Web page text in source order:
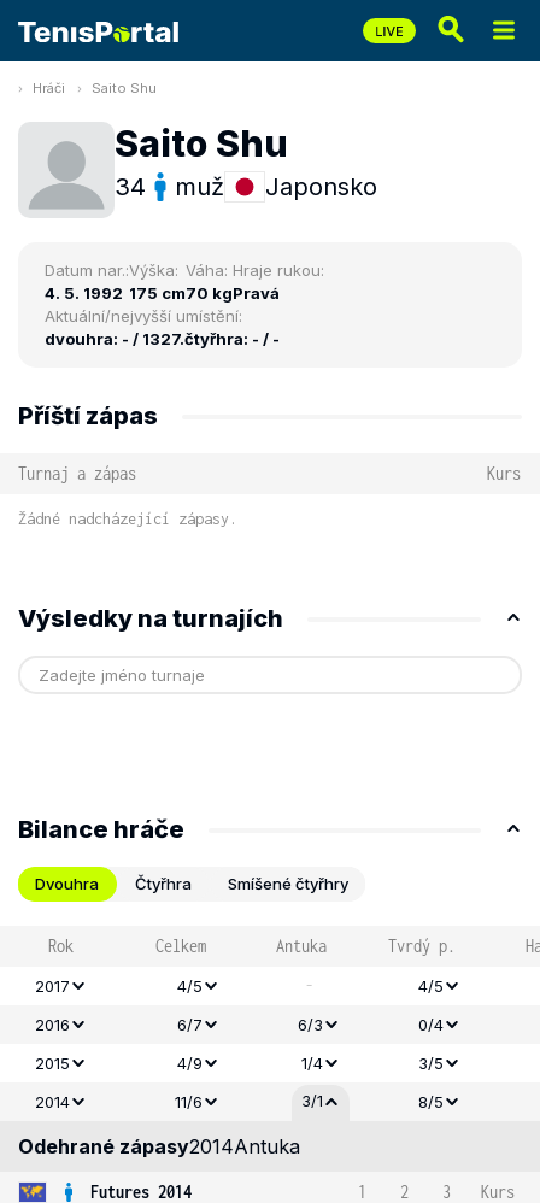
Hráči Saito Shu
Saito Shu
34 muž Japonsko
Datum nar.:
4. 5. 1992
Výška:
175 cm
Váha:
70 kg
Hraje rukou:
Pravá
Aktuální/nejvyšší umístění:
dvouhra: - / 1327.čtyřhra: - / -
Příští zápas
Turnaj a zápas Kurs
Žádné nadcházející zápasy.
Výsledky na turnajích
Bilance hráče
Dvouhra Čtyřhra Smíšené čtyřhry
Rok Celkem Antuka Tvrdý p.
2017 4/5 -
4/5
2016
6/7 6/3
0/4
2015
4/9 1/4
3/5
2014
11/6 3/1 8/5
Odehrané zápasy2014Antuka
Futures 2014 1 2 3
Kurs